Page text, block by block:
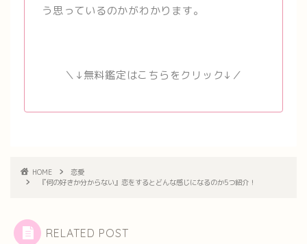
う思っているのかがわかります。
＼↓無料鑑定はこちらをクリック↓／
HOME
恋愛
『何の好きか分からない』恋をするとどんな感じになるのか5つ紹介！
RELATED POST